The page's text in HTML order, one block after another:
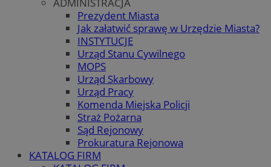
Prezydent Miasta
Jak załatwić sprawę w Urzędzie Miasta?
INSTYTUCJE
Urząd Stanu Cywilnego
MOPS
Urząd Skarbowy
Urząd Pracy
Komenda Miejska Policji
Straż Pożarna
Sąd Rejonowy
Prokuratura Rejonowa
KATALOG FIRM